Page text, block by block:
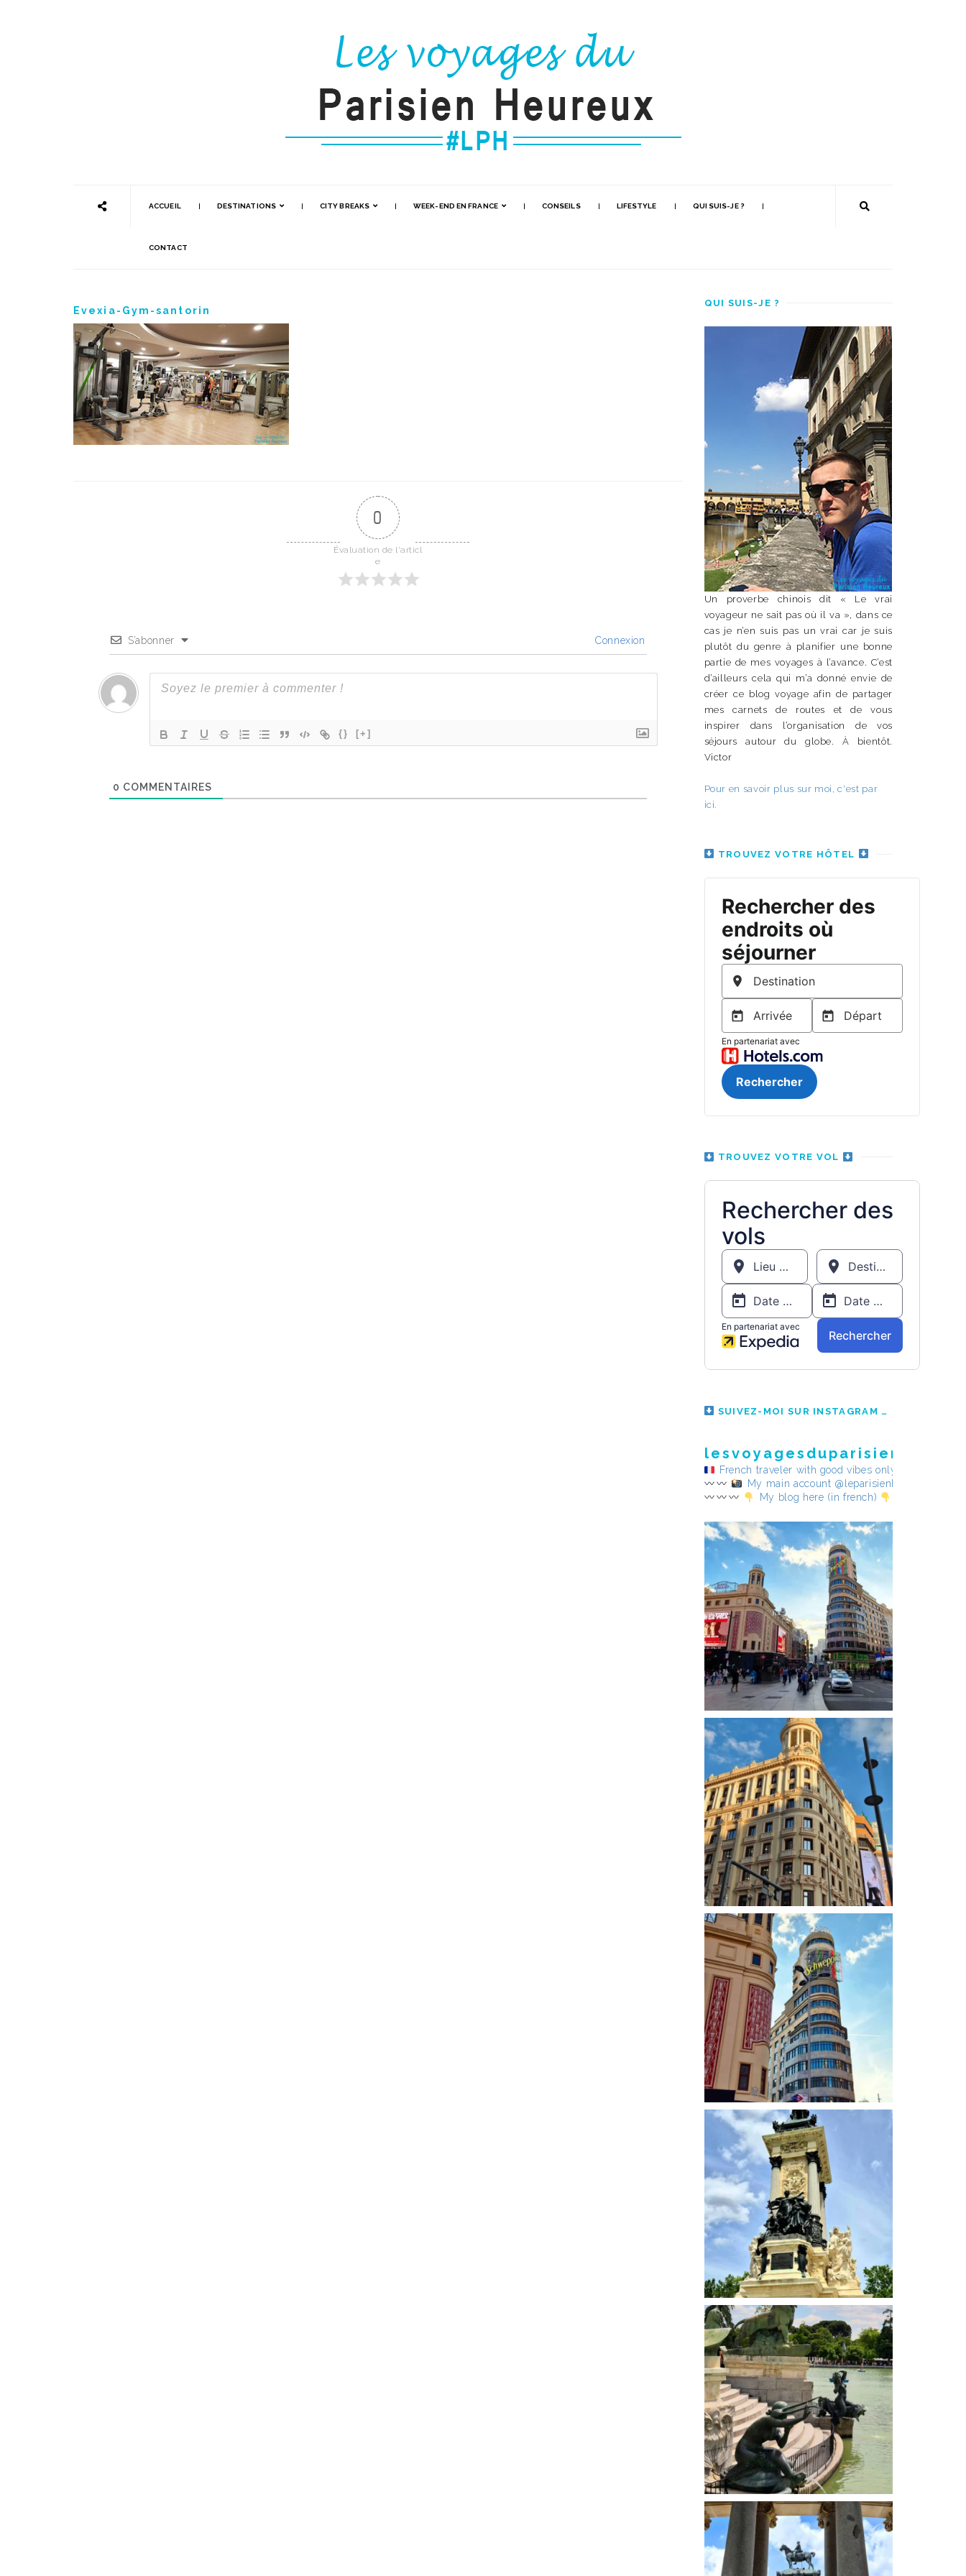
ACCUEIL DESTINATIONS CITY BREAKS WEEK-END EN FRANCE CONSEILS LIFESTYLE QUI SUIS-JE ?
CONTACT
Evexia-Gym-santorin
0
Évaluation de l'articl
e
S’abonner Connexion
{} [+]
0 COMMENTAIRES
QUI SUIS-JE ?
Un proverbe chinois dit « Le vrai
voyageur ne sait pas où il va », dans ce
cas je n’en suis pas un vrai car je suis
plutôt du genre à planifier une bonne
partie de mes voyages à l’avance. C’est
d’ailleurs cela qui m’a donné envie de
créer ce blog voyage afin de partager
mes carnets de routes et de vous
inspirer dans l’organisation de vos
séjours autour du globe. À bientôt.
Victor
Pour en savoir plus sur moi, c'est par
ici.
TROUVEZ VOTRE HÔTEL
TROUVEZ VOTRE VOL
SUIVEZ-MOI SUR INSTAGRAM
French traveler with good vibes only
My main account @leparisienheureux
My blog here (in french)